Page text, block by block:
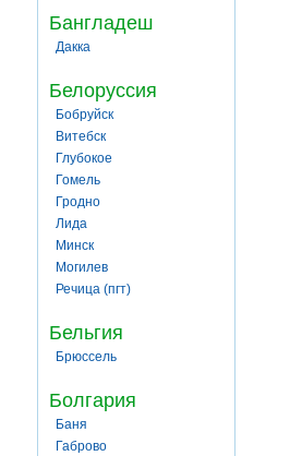
Бангладеш
Дакка
Белоруссия
Бобруйск
Витебск
Глубокое
Гомель
Гродно
Лида
Минск
Могилев
Речица (пгт)
Бельгия
Брюссель
Болгария
Баня
Габрово